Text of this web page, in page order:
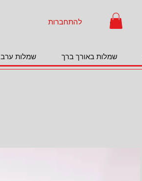
להתחברות
שמלות באורך ברך שמלות ערב